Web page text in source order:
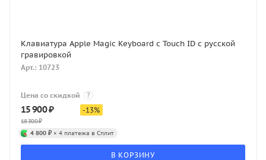
Клавиатура Apple Magic Keyboard с Touch ID с русской
гравировкой
Арт.: 10723
Цена со скидкой ?
15 900₽
18 300₽
-13%
4 800 ₽ × 4 платежа в Сплит
В КОРЗИНУ